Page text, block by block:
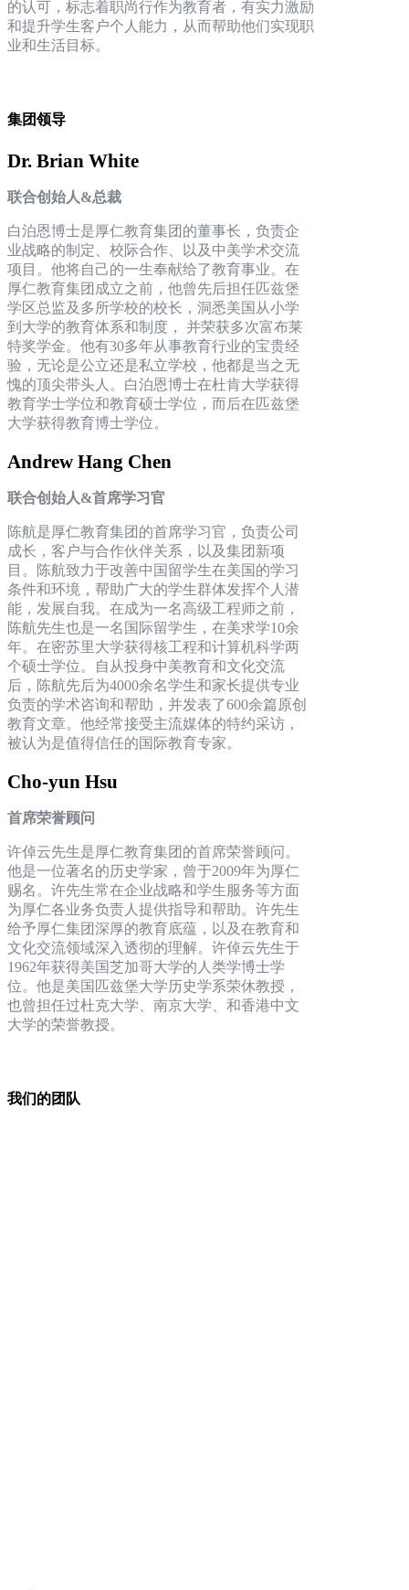
的认可，标志着职尚行作为教育者，有实力激励
和提升学生客户个人能力，从而帮助他们实现职
业和生活目标。
集团领导
Dr. Brian White
联合创始人&总裁
白泊恩博士是厚仁教育集团的董事长，负责企
业战略的制定、校际合作、以及中美学术交流
项目。他将自己的一生奉献给了教育事业。在
厚仁教育集团成立之前，他曾先后担任匹兹堡
学区总监及多所学校的校长，洞悉美国从小学
到大学的教育体系和制度， 并荣获多次富布莱
特奖学金。他有30多年从事教育行业的宝贵经
验，无论是公立还是私立学校，他都是当之无
愧的顶尖带头人。白泊恩博士在杜肯大学获得
教育学士学位和教育硕士学位，而后在匹兹堡
大学获得教育博士学位。
Andrew Hang Chen
联合创始人&首席学习官
陈航是厚仁教育集团的首席学习官，负责公司
成长，客户与合作伙伴关系，以及集团新项
目。陈航致力于改善中国留学生在美国的学习
条件和环境，帮助广大的学生群体发挥个人潜
能，发展自我。在成为一名高级工程师之前，
陈航先生也是一名国际留学生，在美求学10余
年。在密苏里大学获得核工程和计算机科学两
个硕士学位。自从投身中美教育和文化交流
后，陈航先后为4000余名学生和家长提供专业
负责的学术咨询和帮助，并发表了600余篇原创
教育文章。他经常接受主流媒体的特约采访，
被认为是值得信任的国际教育专家。
Cho-yun Hsu
首席荣誉顾问
许倬云先生是厚仁教育集团的首席荣誉顾问。
他是一位著名的历史学家，曾于2009年为厚仁
赐名。许先生常在企业战略和学生服务等方面
为厚仁各业务负责人提供指导和帮助。许先生
给予厚仁集团深厚的教育底蕴，以及在教育和
文化交流领域深入透彻的理解。许倬云先生于
1962年获得美国芝加哥大学的人类学博士学
位。他是美国匹兹堡大学历史学系荣休教授，
也曾担任过杜克大学、南京大学、和香港中文
大学的荣誉教授。
我们的团队